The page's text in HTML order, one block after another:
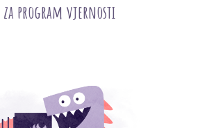
za program vjernosti